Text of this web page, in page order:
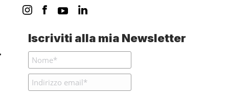
Iscriviti alla mia Newsletter